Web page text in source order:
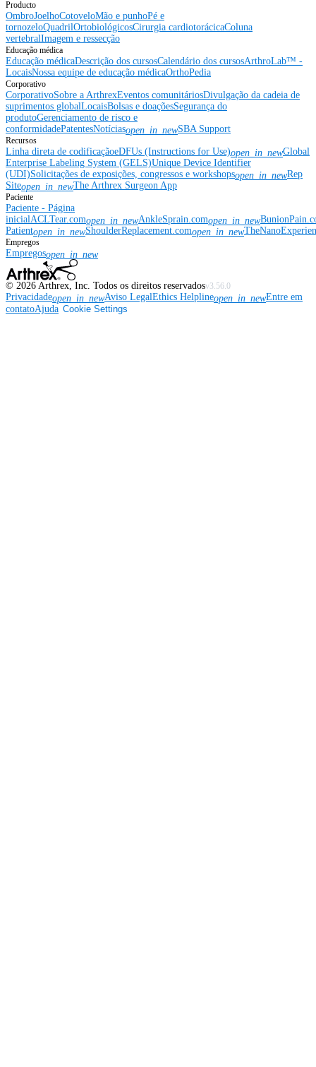
Producto
OmbroJoelhoCotoveloMão e punhoPé e
tornozeloQuadrilOrtobiológicosCirurgia cardiotorácicaColuna
vertebralImagem e ressecção
Educação médica
Educação médicaDescrição dos cursosCalendário dos cursosArthroLab™ -
LocaisNossa equipe de educação médicaOrthoPedia
Corporativo
CorporativoSobre a ArthrexEventos comunitáriosDivulgação da cadeia de
suprimentos globalLocaisBolsas e doaçõesSegurança do
produtoGerenciamento de risco e
conformidadePatentesNotíciasopen_in_newSBA Support
Recursos
Linha direta de codificaçãoeDFUs (Instructions for Use)open_in_newGlobal
Enterprise Labeling System (GELS)Unique Device Identifier
(UDI)Solicitações de exposições, congressos e workshopsopen_in_newRep
Siteopen_in_newThe Arthrex Surgeon App
Paciente
Paciente - Página
inicialACLTear.comopen_in_newAnkleSprain.comopen_in_new
Patientopen_in_newShoulderReplacement.comopen_in_new
Empregos
Empregosopen_in_new
© 2026 Arthrex, Inc. Todos os direitos reservadosv3.56.0
Privacidadeopen_in_newAviso LegalEthics Helplineopen_in_newEntre em
contatoAjuda Cookie Settings